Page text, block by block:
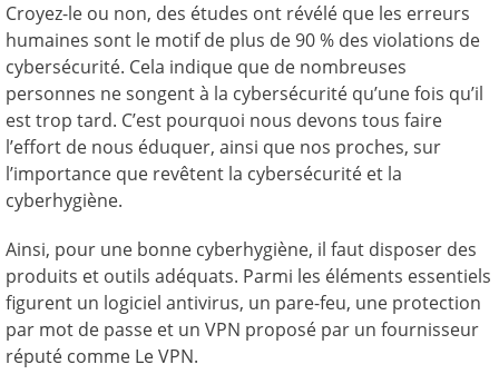
Croyez-le ou non, des études ont révélé que les erreurs
humaines sont le motif de plus de 90 % des violations de
cybersécurité. Cela indique que de nombreuses
personnes ne songent à la cybersécurité qu’une fois qu’il
est trop tard. C’est pourquoi nous devons tous faire
l’effort de nous éduquer, ainsi que nos proches, sur
l’importance que revêtent la cybersécurité et la
cyberhygiène.
Ainsi, pour une bonne cyberhygiène, il faut disposer des
produits et outils adéquats. Parmi les éléments essentiels
figurent un logiciel antivirus, un pare-feu, une protection
par mot de passe et un VPN proposé par un fournisseur
réputé comme Le VPN.